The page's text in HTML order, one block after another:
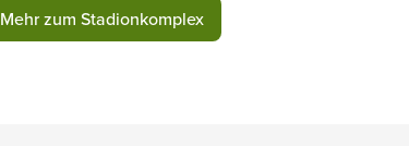
Mehr zum Stadionkomplex